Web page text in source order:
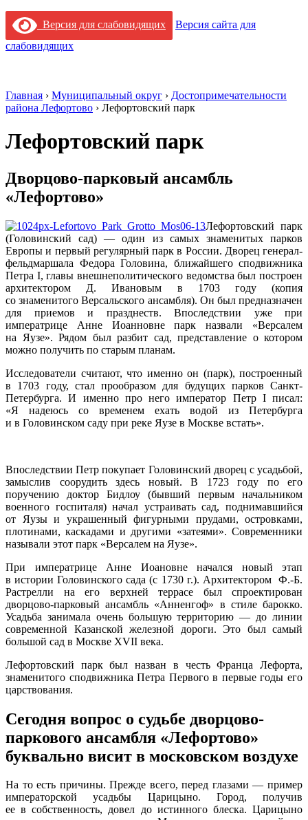
Версия для слабовидящих
Версия сайта для
слабовидящих
Главная › Муниципальный округ › Достопримечательности
района Лефортово › Лефортовский парк
Лефортовский парк
Дворцово-парковый ансамбль
«Лефортово»
Лефортовский парк
(Головинский сад) — один из самых знаменитых парков
Европы и первый регулярный парк в России. Дворец генерал-
фельдмаршала Федора Головина, ближайшего сподвижника
Петра I, главы внешнеполитического ведомства был построен
архитектором Д. Ивановым в 1703 году (копия
со знаменитого Версальского ансамбля). Он был предназначен
для приемов и празднеств. Впоследствии уже при
императрице Анне Иоанновне парк назвали «Версалем
на Яузе». Рядом был разбит сад, представление о котором
можно получить по старым планам.
Исследователи считают, что именно он (парк), построенный
в 1703 году, стал прообразом для будущих парков Санкт-
Петербурга. И именно про него император Петр I писал:
«Я надеюсь со временем ехать водой из Петербурга
и в Головинском саду при реке Яузе в Москве встать».
Впоследствии Петр покупает Головинский дворец с усадьбой,
замыслив соорудить здесь новый. В 1723 году по его
поручению доктор Бидлоу (бывший первым начальником
военного госпиталя) начал устраивать сад, поднимавшийся
от Яузы и украшенный фигурными прудами, островками,
плотинами, каскадами и другими «затеями». Современники
называли этот парк «Версалем на Яузе».
При императрице Анне Иоановне начался новый этап
в истории Головинского сада (с 1730 г.). Архитектором Ф.-Б.
Растрелли на его верхней террасе был спроектирован
дворцово-парковый ансамбль «Анненгоф» в стиле барокко.
Усадьба занимала очень большую территорию — до линии
современной Казанской железной дороги. Это был самый
большой сад в Москве XVII века.
Лефортовский парк был назван в честь Франца Лефорта,
знаменитого сподвижника Петра Первого в первые годы его
царствования.
Сегодня вопрос о судьбе дворцово-
паркового ансамбля «Лефортово»
буквально висит в московском воздухе
На то есть причины. Прежде всего, перед глазами — пример
императорской усадьбы Царицыно. Город, получив
ее в собственность, довел до истинного блеска. Царицыно